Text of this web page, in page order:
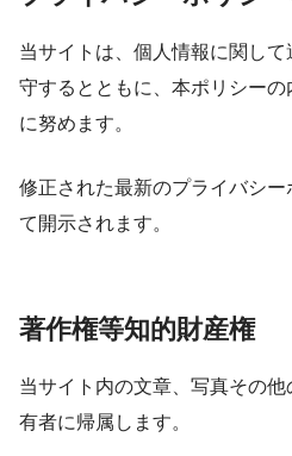
当サイトは、個人情報に関し
守するとともに、本ポリシー
に努めます。
修正された最新のプライバシ
て開示されます。
著作権等知的財産権
当サイト内の文章、写真その
有者に帰属します。